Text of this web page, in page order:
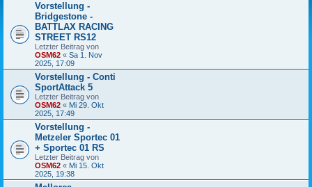
Vorstellung -
Bridgestone -
BATTLAX RACING
STREET RS12
Letzter Beitrag von
OSM62 « Sa 1. Nov
2025, 17:09
Vorstellung - Conti
SportAttack 5
Letzter Beitrag von
OSM62 « Mi 29. Okt
2025, 17:49
Vorstellung -
Metzeler Sportec 01
+ Sportec 01 RS
Letzter Beitrag von
OSM62 « Mi 15. Okt
2025, 19:38